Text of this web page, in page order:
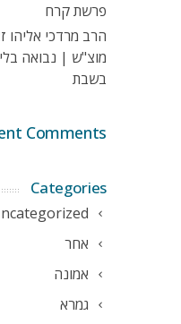
פרשת קרח
הרב מרדכי
מוצ"ש | נבואה
בשבת
Comments
Categories
אחר
אמונה
גמרא